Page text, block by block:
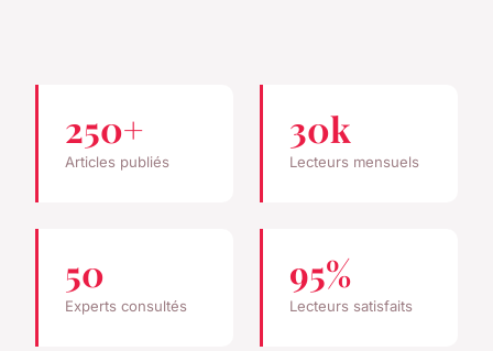
250+
Articles publiés
30k
Lecteurs mensuels
50
Experts consultés
95%
Lecteurs satisfaits